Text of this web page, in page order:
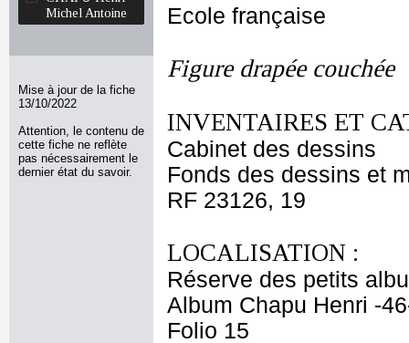
Michel Antoine
Mise à jour de la fiche
13/10/2022
Attention, le contenu de
cette fiche ne reflète
pas nécessairement le
dernier état du savoir.
Ecole française
Figure drapée couchée
INVENTAIRES ET
Cabinet des dessins
Fonds des dessins et
RF 23126, 19
LOCALISATION :
Réserve des petits
Album Chapu Henri -
Folio 15